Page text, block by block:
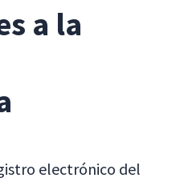
a la
electrónico del